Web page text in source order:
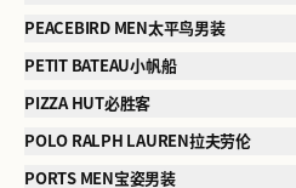
PEACEBIRD MEN太平鸟男装
PETIT BATEAU小帆船
PIZZA HUT必胜客
POLO RALPH LAUREN拉夫劳伦
PORTS MEN宝姿男装